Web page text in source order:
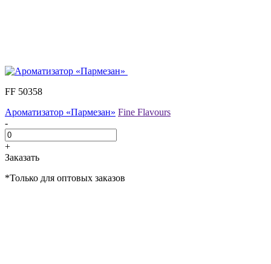
FF 50358
Ароматизатор «Пармезан» Fine Flavours
-
+
Заказать
*Только для оптовых заказов